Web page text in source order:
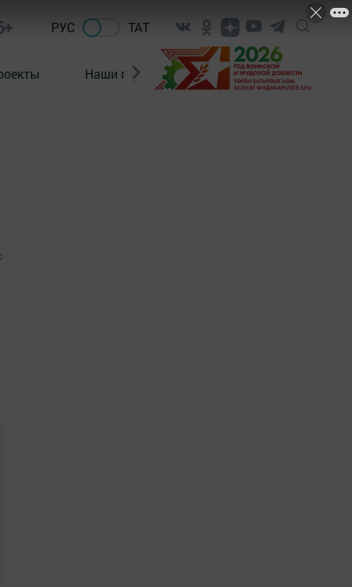
РУС ТАТ
Наши герои Нормативно-правовые